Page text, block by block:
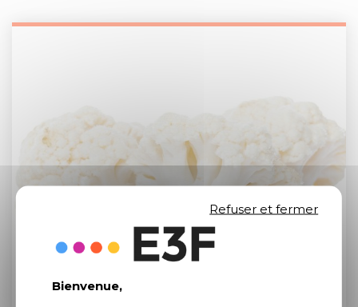
Bienvenue,
Refuser et fermer